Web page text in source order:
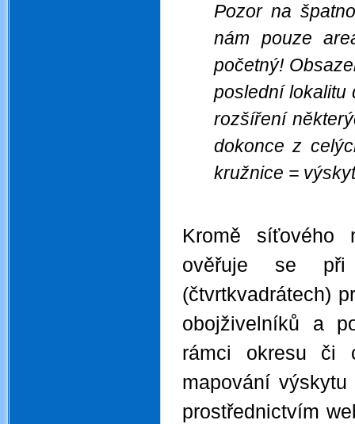
Pozor na
nám pouze
početný!
poslední lokalitu
rozšíření
dokonce z
kružnice =
Kromě síťového
ověřuje se při
(čtvrtkvadrátech)
obojživelníků a
rámci okresu či
mapování
prostřednictvím